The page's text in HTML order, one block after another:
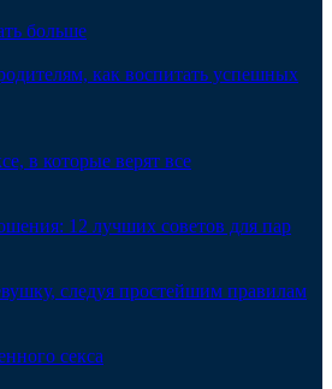
больше
как воспитать успешных
в которые верят все
12 лучших советов для пар
следуя простейшим правилам
секса